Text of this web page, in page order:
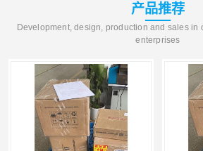
产品推荐
Development, design, production and sales in
enterprises